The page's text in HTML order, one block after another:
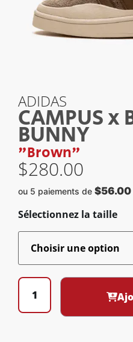
ADIDAS
CAMPUS x
BUNNY
"Brown"
$280.00
ou 5 paiements de $56.00
Sélectionnez la taille